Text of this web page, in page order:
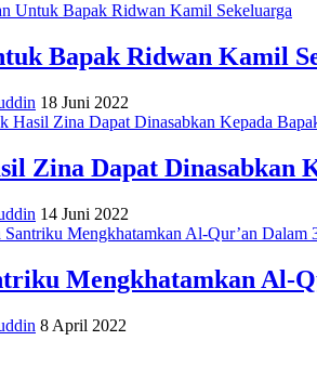
Bapak Ridwan Kamil
18 Juni 2022
Zina Dapat Dinasabkan
14 Juni 2022
Mengkhatamkan Al-
8 April 2022